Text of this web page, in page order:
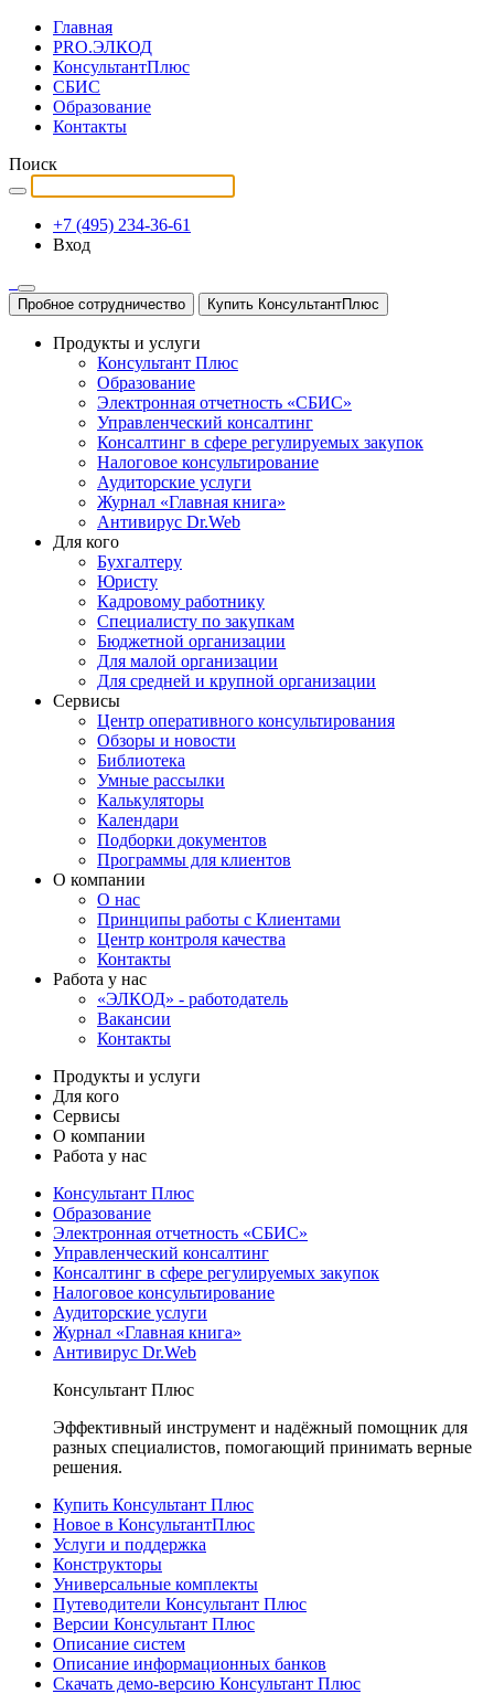
Главная
PRO.ЭЛКОД
КонсультантПлюс
СБИС
Образование
Контакты
Поиск
+7 (495) 234-36-61
Вход
Пробное сотрудничество Купить КонсультантПлюс
Продукты и услуги
Консультант Плюс
Образование
Электронная отчетность «СБИС»
Управленческий консалтинг
Консалтинг в сфере регулируемых закупок
Налоговое консультирование
Аудиторские услуги
Журнал «Главная книга»
Антивирус Dr.Web
Для кого
Бухгалтеру
Юристу
Кадровому работнику
Специалисту по закупкам
Бюджетной организации
Для малой организации
Для средней и крупной организации
Сервисы
Центр оперативного консультирования
Обзоры и новости
Библиотека
Умные рассылки
Калькуляторы
Календари
Подборки документов
Программы для клиентов
О компании
О нас
Принципы работы с Клиентами
Центр контроля качества
Контакты
Работа у нас
«ЭЛКОД» - работодатель
Вакансии
Контакты
Продукты и услуги
Для кого
Сервисы
О компании
Работа у нас
Консультант Плюс
Образование
Электронная отчетность «СБИС»
Управленческий консалтинг
Консалтинг в сфере регулируемых закупок
Налоговое консультирование
Аудиторские услуги
Журнал «Главная книга»
Антивирус Dr.Web
Консультант Плюс
Эффективный инструмент и надёжный помощник для
разных специалистов, помогающий принимать верные
решения.
Купить Консультант Плюс
Новое в КонсультантПлюс
Услуги и поддержка
Конструкторы
Универсальные комплекты
Путеводители Консультант Плюс
Версии Консультант Плюс
Описание систем
Описание информационных банков
Скачать демо-версию Консультант Плюс